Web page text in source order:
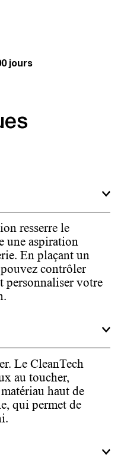
jours
resserre le
une aspiration
En plaçant un
contrôler
personnaliser votre
Le CleanTech
au toucher,
haut de
qui permet de